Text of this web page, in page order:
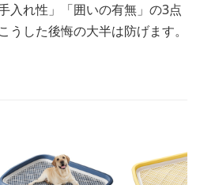
入れ性」「囲いの有無」の3点
うした後悔の大半は防げます。